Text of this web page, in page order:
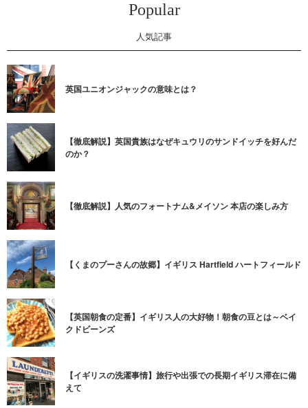
Popular
人気記事
英国ユニオンジャックの意味とは？
【徹底解説】英国貴族はなぜキュウリのサンドイッチを好んだ
のか？
【徹底解説】人気のフォートナム&メイソン 本店の楽しみ方
【くまのプーさんの故郷】イギリス Hartfield ハートフィールド
【英国朝食の定番】イギリス人の大好物！朝食の豆とは～ベイ
クドビーンズ
【イギリスの洗濯事情】旅行や出張での長期イギリス滞在に備
えて